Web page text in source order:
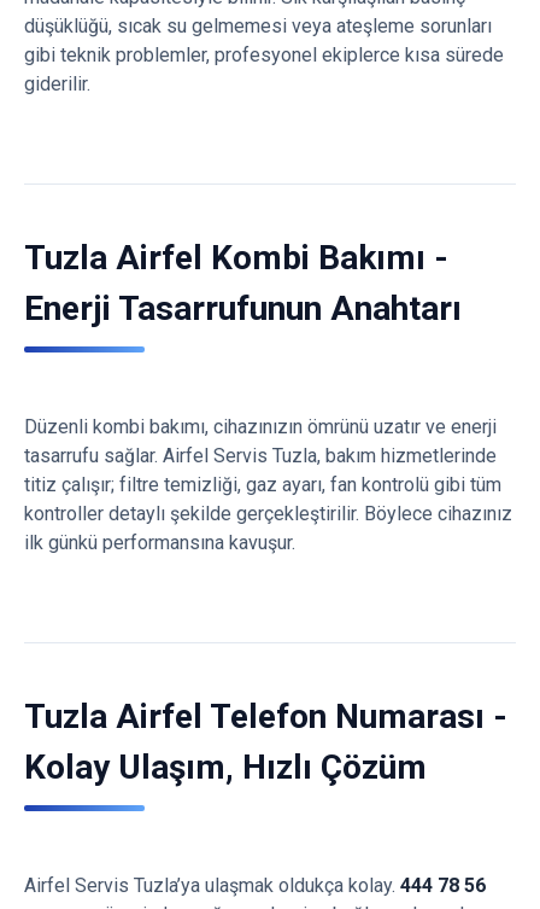
düşüklüğü, sıcak su gelmemesi veya ateşleme sorunları
gibi teknik problemler, profesyonel ekiplerce kısa sürede
giderilir.
Tuzla Airfel Kombi Bakımı -
Enerji Tasarrufunun Anahtarı
Düzenli kombi bakımı, cihazınızın ömrünü uzatır ve enerji
tasarrufu sağlar. Airfel Servis Tuzla, bakım hizmetlerinde
titiz çalışır; filtre temizliği, gaz ayarı, fan kontrolü gibi tüm
kontroller detaylı şekilde gerçekleştirilir. Böylece cihazınız
ilk günkü performansına kavuşur.
Tuzla Airfel Telefon Numarası -
Kolay Ulaşım, Hızlı Çözüm
Airfel Servis Tuzla’ya ulaşmak oldukça kolay. 444 78 56